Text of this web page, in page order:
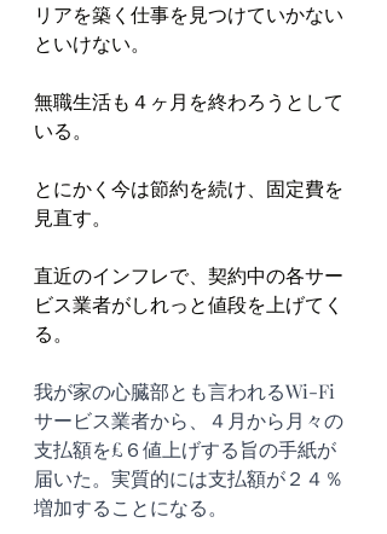
リアを築く仕事を見つけていかない
といけない。
無職生活も４ヶ月を終わろうとして
いる。
とにかく今は節約を続け、固定費を
見直す。
直近のインフレで、契約中の各サー
ビス業者がしれっと値段を上げてく
る。
我が家の心臓部とも言われるWi-Fi
サービス業者から、４月から月々の
支払額を£６値上げする旨の手紙が
届いた。実質的には支払額が２４％
増加することになる。